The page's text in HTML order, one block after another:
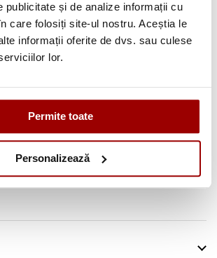
publicitate și de analize informații cu
care folosiți site-ul nostru. Aceștia le
informații oferite de dvs. sau culese
lor.
Permite toate
Personalizează
fara dobanda